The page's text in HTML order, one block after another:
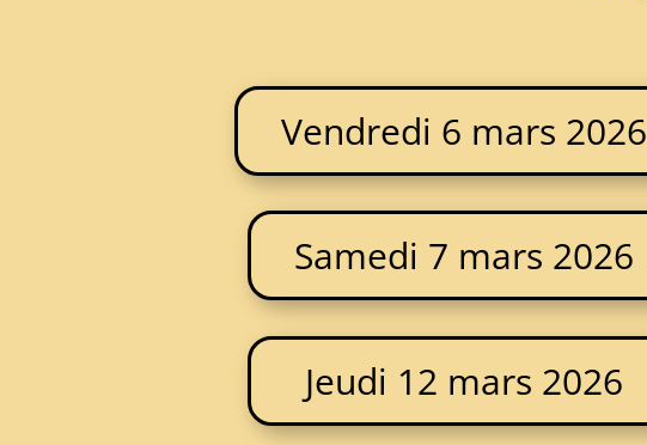
Vendredi 6 mars 2026
Samedi 7 mars 2026
Jeudi 12 mars 2026